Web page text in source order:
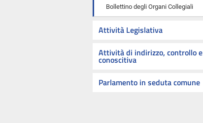
Bollettino degli Organi Collegiali
Attività Legislativa
Attività di indirizzo, controllo e
conoscitiva
Parlamento in seduta comune